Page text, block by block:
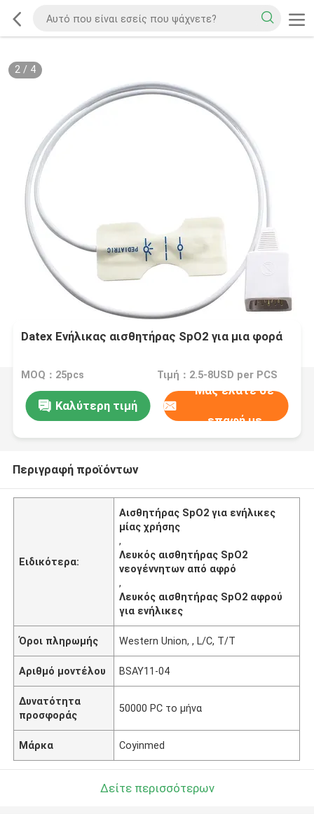
2/ 4
Datex Ενήλικας αισθητήρας SpO2 για μια φορά
MOQ：25pcs Τιμή：2.5-8USD per PCS
Καλύτερη τιμή
Μας ελάτε σε
επαφή με
Περιγραφή προϊόντων
Ειδικότερα:
Αισθητήρας SpO2 για ενήλικες
μίας χρήσης
,
Λευκός αισθητήρας SpO2
νεογέννητων από αφρό
,
Λευκός αισθητήρας SpO2 αφρού
για ενήλικες
Όροι πληρωμής Western Union, , L/C, T/T
Αριθμό μοντέλου BSAY11-04
Δυνατότητα
προσφοράς
50000 PC το μήνα
Μάρκα Coyinmed
Δείτε περισσότερων